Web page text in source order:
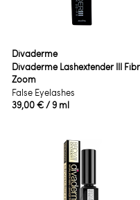
Divaderme
Divaderme Lashextender III
Zoom
False Eyelashes
39,00 €/ 9 ml